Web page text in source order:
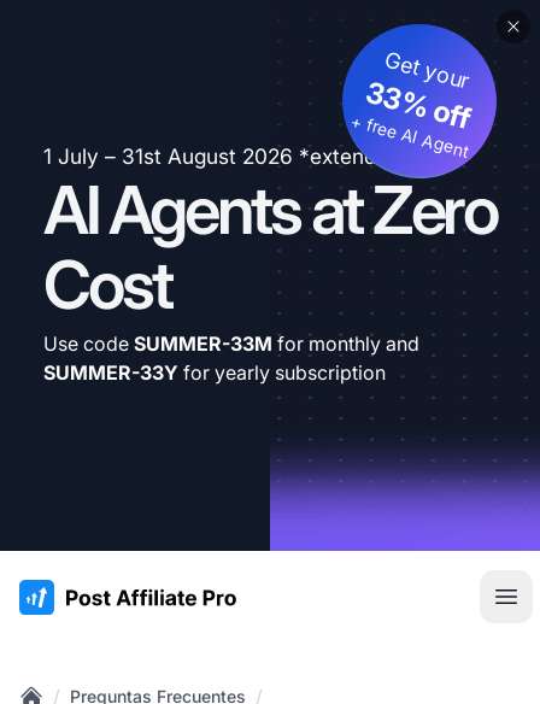
1 July – 31st August 2026 *extended
AI Agents at Zero
Cost
Get your
33% off
+ free AI Agent
Use code SUMMER-33M for monthly and
SUMMER-33Y for yearly subscription
:site.title
/ Preguntas Frecuentes /